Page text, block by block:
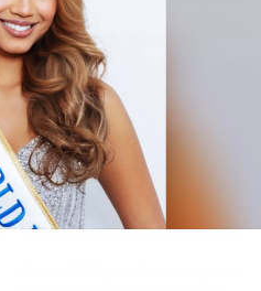
: un engagement
mer